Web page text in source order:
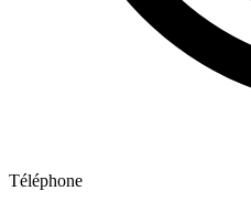
Téléphone